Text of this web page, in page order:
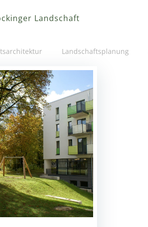
Landschaft
Landschaftsplanung